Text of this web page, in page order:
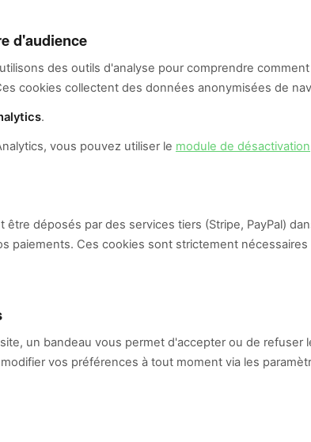
d'audience
des outils d'analyse pour comprendre
cookies collectent des données anonymisées de
.
vous pouvez utiliser le module de désactivation
déposés par des services tiers (Stripe, PayPal)
paiements. Ces cookies sont strictement nécessaires
un bandeau vous permet d'accepter ou de refuser
vos préférences à tout moment via les